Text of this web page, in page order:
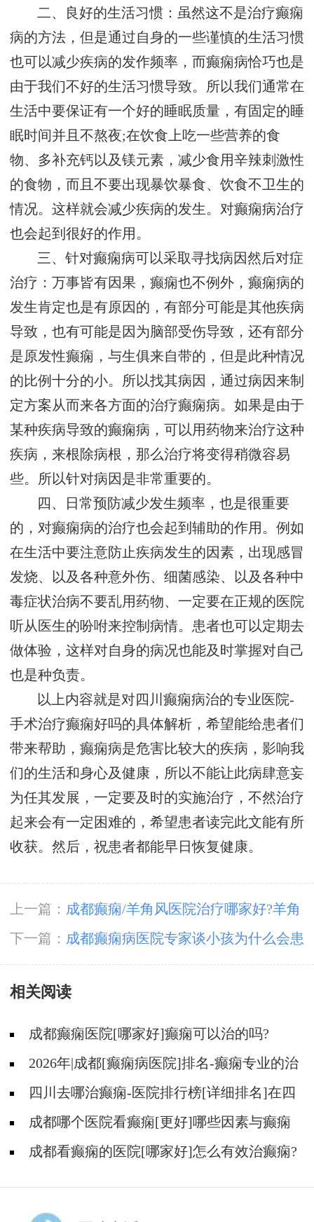
二、良好的生活习惯：虽然这不是治疗癫痫
病的方法，但是通过自身的一些谨慎的生活习惯
也可以减少疾病的发作频率，而癫痫病恰巧也是
由于我们不好的生活习惯导致。所以我们通常在
生活中要保证有一个好的睡眠质量，有固定的睡
眠时间并且不熬夜;在饮食上吃一些营养的食
物、多补充钙以及镁元素，减少食用辛辣刺激性
的食物，而且不要出现暴饮暴食、饮食不卫生的
情况。这样就会减少疾病的发生。对癫痫病治疗
也会起到很好的作用。
三、针对癫痫病可以采取寻找病因然后对症
治疗：万事皆有因果，癫痫也不例外，癫痫病的
发生肯定也是有原因的，有部分可能是其他疾病
导致，也有可能是因为脑部受伤导致，还有部分
是原发性癫痫，与生俱来自带的，但是此种情况
的比例十分的小。所以找其病因，通过病因来制
定方案从而来各方面的治疗癫痫病。如果是由于
某种疾病导致的癫痫病，可以用药物来治疗这种
疾病，来根除病根，那么治疗将变得稍微容易
些。所以针对病因是非常重要的。
四、日常预防减少发生频率，也是很重要
的，对癫痫病的治疗也会起到辅助的作用。例如
在生活中要注意防止疾病发生的因素，出现感冒
发烧、以及各种意外伤、细菌感染、以及各种中
毒症状治病不要乱用药物、一定要在正规的医院
听从医生的吩咐来控制病情。患者也可以定期去
做体验，这样对自身的病况也能及时掌握对自己
也是种负责。
以上内容就是对四川癫痫病治的专业医院-
手术治疗癫痫好吗的具体解析，希望能给患者们
带来帮助，癫痫病是危害比较大的疾病，影响我
们的生活和身心及健康，所以不能让此病肆意妄
为任其发展，一定要及时的实施治疗，不然治疗
起来会有一定困难的，希望患者读完此文能有所
收获。然后，祝患者都能早日恢复健康。
上一篇： 成都癫痫/羊角风医院治疗哪家好?羊角
风可以治好吗
下一篇： 成都癫痫病医院专家谈小孩为什么会患
上癫痫
相关阅读
成都癫痫医院[哪家好]癫痫可以治的吗?
2026年|成都[癫痫病医院]排名-癫痫专业的治
疗方法都有什么?
四川去哪治癫痫-医院排行榜[详细排名]在四
川治疗癫痫病要多少钱?
成都哪个医院看癫痫[更好]哪些因素与癫痫
发作的治疗费用有关?
成都看癫痫的医院[哪家好]怎么有效治癫痫?